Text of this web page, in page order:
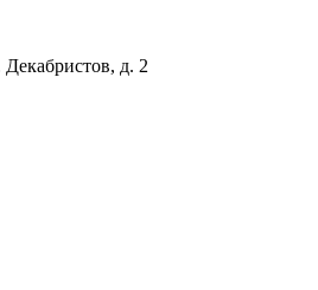
Декабристов, д. 2